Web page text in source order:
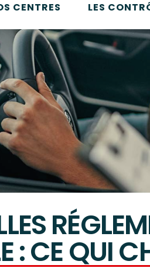
CENTRES LES
: CE QUI